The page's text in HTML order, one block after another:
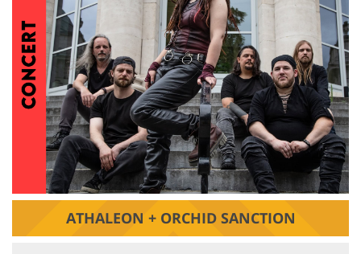
ATHALEON + ORCHID SANCTION